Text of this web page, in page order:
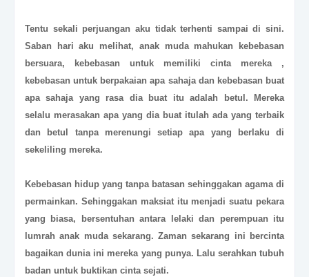
Tentu sekali perjuangan aku tidak terhenti sampai di sini.
Saban hari aku melihat, anak muda mahukan kebebasan
bersuara, kebebasan untuk memiliki cinta mereka ,
kebebasan untuk berpakaian apa sahaja dan kebebasan buat
apa sahaja yang rasa dia buat itu adalah betul. Mereka
selalu merasakan apa yang dia buat itulah ada yang terbaik
dan betul tanpa merenungi setiap apa yang berlaku di
sekeliling mereka.
Kebebasan hidup yang tanpa batasan sehinggakan agama di
permainkan. Sehinggakan maksiat itu menjadi suatu pekara
yang biasa, bersentuhan antara lelaki dan perempuan itu
lumrah anak muda sekarang. Zaman sekarang ini bercinta
bagaikan dunia ini mereka yang punya. Lalu serahkan tubuh
badan untuk buktikan cinta sejati.